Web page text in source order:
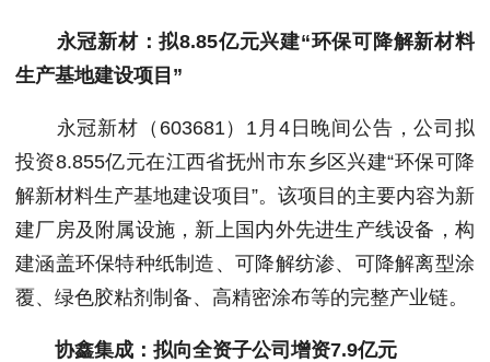
永冠新材：拟8.85亿元兴建“环保可降解新材料
生产基地建设项目”
永冠新材（603681）1月4日晚间公告，公司拟
投资8.855亿元在江西省抚州市东乡区兴建“环保可降
解新材料生产基地建设项目”。该项目的主要内容为新
建厂房及附属设施，新上国内外先进生产线设备，构
建涵盖环保特种纸制造、可降解纺渗、可降解离型涂
覆、绿色胶粘剂制备、高精密涂布等的完整产业链。
协鑫集成：拟向全资子公司增资7.9亿元